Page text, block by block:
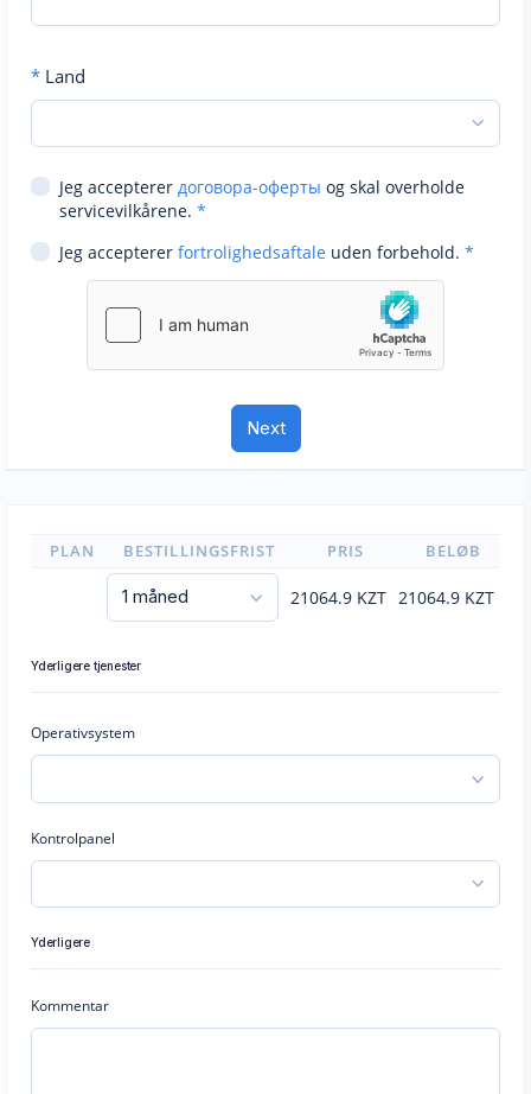
* Land
Jeg accepterer договора-оферты og skal overholde
servicevilkårene. *
Jeg accepterer fortrolighedsaftale uden forbehold. *
PLAN BESTILLINGSFRIST PRIS BELØB
21064.9 KZT 21064.9 KZT
Yderligere tjenester
Operativsystem
Kontrolpanel
Yderligere
Kommentar